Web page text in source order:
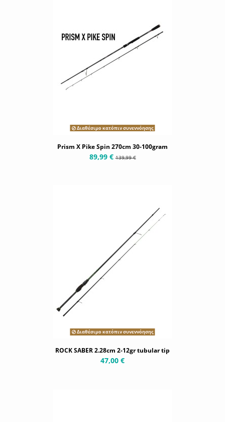
Διαθέσιμο κατόπιν συνεννόησης
Prism X Pike Spin 270cm 30-100gram
89,99 €139,99 €
Διαθέσιμο κατόπιν συνεννόησης
ROCK SABER 2.28cm 2-12gr tubular tip
47,00 €